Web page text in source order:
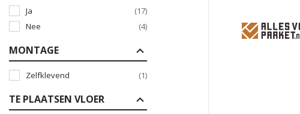
Ja
(17)
Nee
(4)
MONTAGE
Zelfklevend (1)
TE PLAATSEN VLOER